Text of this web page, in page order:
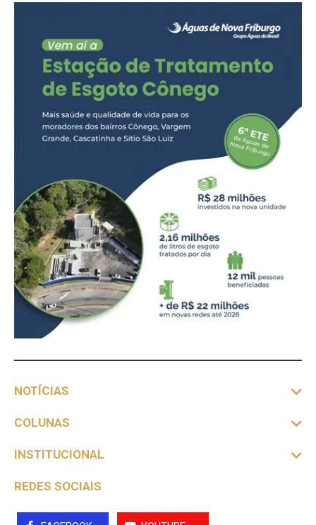
NOTÍCIAS
COLUNAS
INSTITUCIONAL
REDES SOCIAIS